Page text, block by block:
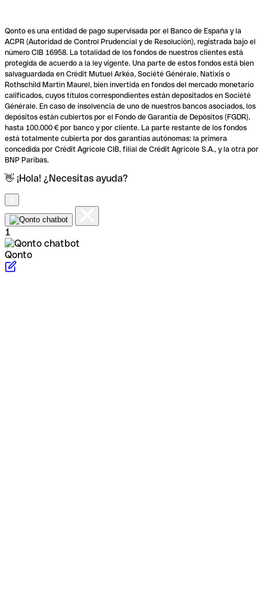
Qonto es una entidad de pago supervisada por el Banco de España y la
ACPR (Autoridad de Control Prudencial y de Resolución), registrada bajo el
número CIB 16958. La totalidad de los fondos de nuestros clientes está
protegida de acuerdo a la ley vigente. Una parte de estos fondos está bien
salvaguardada en Crédit Mutuel Arkéa, Société Générale, Natixis o
Rothschild Martin Maurel, bien invertida en fondos del mercado monetario
calificados, cuyos títulos correspondientes están depositados en Société
Générale. En caso de insolvencia de uno de nuestros bancos asociados, los
depósitos están cubiertos por el Fondo de Garantía de Depósitos (FGDR),
hasta 100.000 € por banco y por cliente. La parte restante de los fondos
está totalmente cubierta por dos garantías autónomas: la primera
concedida por Crédit Agricole CIB, filial de Crédit Agricole S.A., y la otra por
BNP Paribas.
👋 ¡Hola! ¿Necesitas ayuda?
1
Qonto